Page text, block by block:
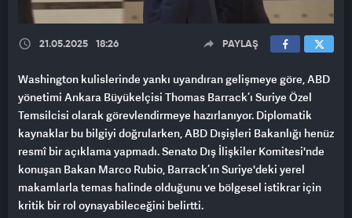
21.05.2025 18:26 PAYLAŞ
Washington kulislerinde yankı uyandıran gelişmeye göre, ABD
yönetimi Ankara Büyükelçisi Thomas Barrack’ı Suriye Özel
Temsilcisi olarak görevlendirmeye hazırlanıyor. Diplomatik
kaynaklar bu bilgiyi doğrularken, ABD Dışişleri Bakanlığı henüz
resmî bir açıklama yapmadı. Senato Dış İlişkiler Komitesi'nde
konuşan Bakan Marco Rubio, Barrack’ın Suriye'deki yerel
makamlarla temas halinde olduğunu ve bölgesel istikrar için
kritik bir rol oynayabileceğini belirtti.